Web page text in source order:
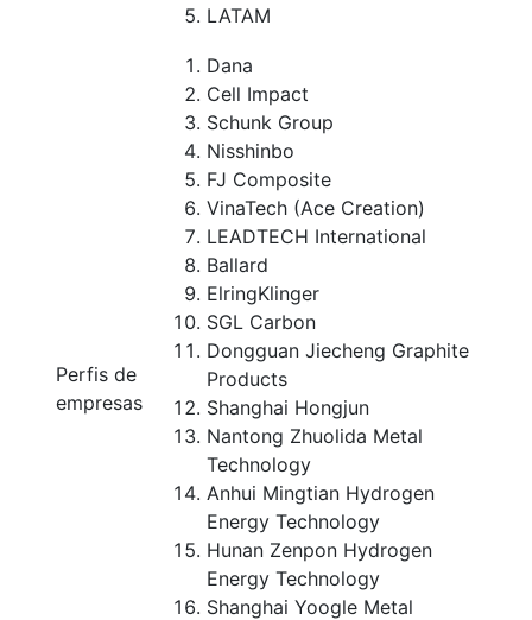
LATAM
Perfis de
empresas
Dana
Cell Impact
Schunk Group
Nisshinbo
FJ Composite
VinaTech (Ace Creation)
LEADTECH International
Ballard
ElringKlinger
SGL Carbon
Dongguan Jiecheng Graphite
Products
Shanghai Hongjun
Nantong Zhuolida Metal
Technology
Anhui Mingtian Hydrogen
Energy Technology
Hunan Zenpon Hydrogen
Energy Technology
Shanghai Yoogle Metal